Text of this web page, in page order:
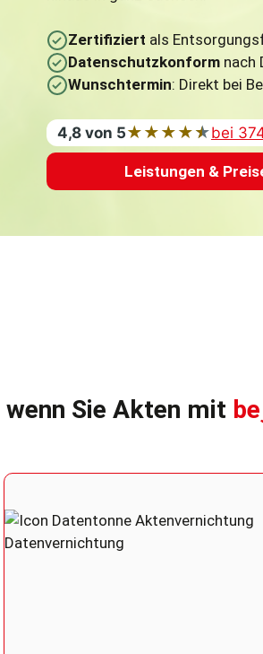
Zertifiziert als
Datenschutzkonform nach
Wunschtermin: Direkt bei
4,8 von 5★★★★★bei
Leistungen &
Sie Akten mit